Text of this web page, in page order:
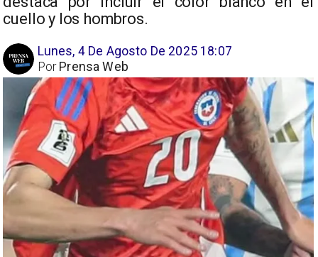
cuello y los hombros.
Lunes, 4 De Agosto De 2025 18:07
Prensa Web
Por